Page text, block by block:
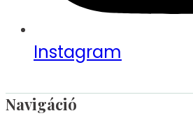
Instagram
Navigáció